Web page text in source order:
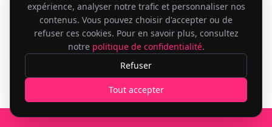
LAISSER UN AVIS
expérience, analyser notre trafic et personnaliser nos
contenus. Vous pouvez choisir d'accepter ou de
refuser ces cookies. Pour en savoir plus, consultez
notre politique de confidentialité.
Refuser
Tout accepter